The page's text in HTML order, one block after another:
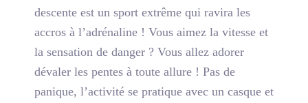
descente est un sport extrême qui ravira les
accros à l’adrénaline ! Vous aimez la vitesse et
la sensation de danger ? Vous allez adorer
dévaler les pentes à toute allure ! Pas de
panique, l’activité se pratique avec un casque et